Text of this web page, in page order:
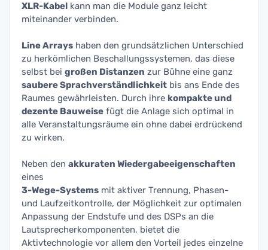
XLR-Kabel kann man die Module ganz leicht
miteinander verbinden.
Line Arrays haben den grundsätzlichen Unterschied
zu herkömlichen Beschallungssystemen, das diese
selbst bei großen Distanzen zur Bühne eine ganz
saubere Sprachverständlichkeit bis ans Ende des
Raumes gewährleisten. Durch ihre kompakte und
dezente Bauweise fügt die Anlage sich optimal in
alle Veranstaltungsräume ein ohne dabei erdrückend
zu wirken.
Neben den akkuraten Wiedergabeeigenschaften
eines
3-Wege-Systems mit aktiver Trennung, Phasen-
und Laufzeitkontrolle, der Möglichkeit zur optimalen
Anpassung der Endstufe und des DSPs an die
Lautsprecherkomponenten, bietet die
Aktivtechnologie vor allem den Vorteil jedes einzelne